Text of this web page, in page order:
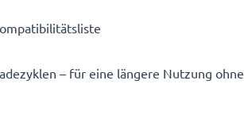
– für eine längere Nutzung ohne